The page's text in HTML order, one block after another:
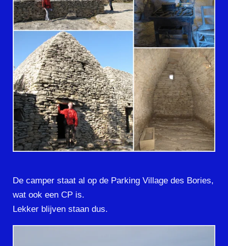
De camper staat al op de Parking Village des Bories,
wat ook een CP is.
Lekker blijven staan dus.